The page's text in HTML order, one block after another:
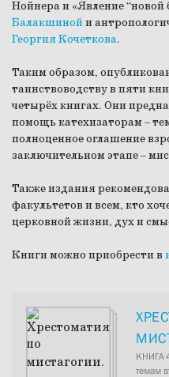
Нойнера и «Явление
Балакшинойи
Георгия Кочеткова.
Таким образом,
таинствоводству в пяти
четырёх книгах. Они
помощь катехизаторам –
полноценное оглашение
заключительном этапе –
Также издания
факультетов и всем, кто
церковной жизни, дух и
Книги можно приобрести в
КНИГА
темам